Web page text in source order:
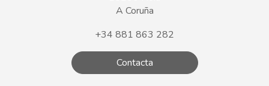
A Coruña
+34 881 863 282
Contacta